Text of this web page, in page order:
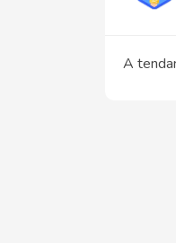
A